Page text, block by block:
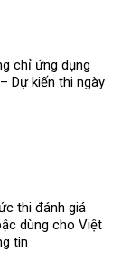
chỉ ứng dụng
Dự kiến thi ngày
thi đánh giá
dùng cho Việt
tin